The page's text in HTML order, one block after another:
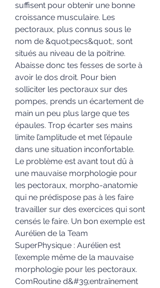
suffisent pour obtenir une bonne
croissance musculaire. Les
pectoraux, plus connus sous le
nom de &quot;pecs&quot;, sont
situés au niveau de la poitrine.
Abaisse donc tes fesses de sorte à
avoir le dos droit. Pour bien
solliciter les pectoraux sur des
pompes, prends un écartement de
main un peu plus large que tes
épaules. Trop écarter ses mains
limite l’amplitude et met l’épaule
dans une situation inconfortable.
Le problème est avant tout dû à
une mauvaise morphologie pour
les pectoraux, morpho-anatomie
qui ne prédispose pas à les faire
travailler sur des exercices qui sont
censés le faire. Un bon exemple est
Aurélien de la Team
SuperPhysique : Aurélien est
l’exemple même de la mauvaise
morphologie pour les pectoraux.
ComRoutine d&#39;entraînement